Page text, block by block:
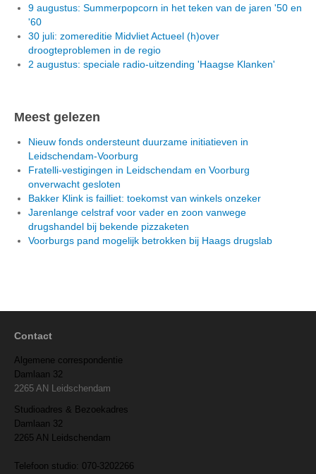
9 augustus: Summerpopcorn in het teken van de jaren '50 en
'60
30 juli: zomereditie Midvliet Actueel (h)over
droogteproblemen in de regio
2 augustus: speciale radio-uitzending 'Haagse Klanken'
Meest gelezen
Nieuw fonds ondersteunt duurzame initiatieven in
Leidschendam-Voorburg
Fratelli-vestigingen in Leidschendam en Voorburg
onverwacht gesloten
Bakker Klink is failliet: toekomst van winkels onzeker
Jarenlange celstraf voor vader en zoon vanwege
drugshandel bij bekende pizzaketen
Voorburgs pand mogelijk betrokken bij Haags drugslab
Contact
Algemene correspondentie
Damlaan 32
2265 AN Leidschendam
Studioadres & Bezoekadres
Damlaan 32
2265 AN Leidschendam
Telefoon studio: 070-3202266